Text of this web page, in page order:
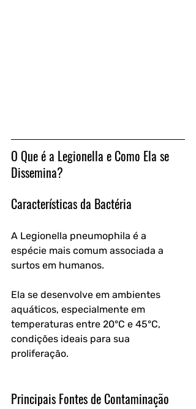
O Que é a Legionella e Como Ela se
Dissemina?
Características da Bactéria
A Legionella pneumophila é a
espécie mais comum associada a
surtos em humanos.
Ela se desenvolve em ambientes
aquáticos, especialmente em
temperaturas entre 20°C e 45°C,
condições ideais para sua
proliferação.
Principais Fontes de Contaminação